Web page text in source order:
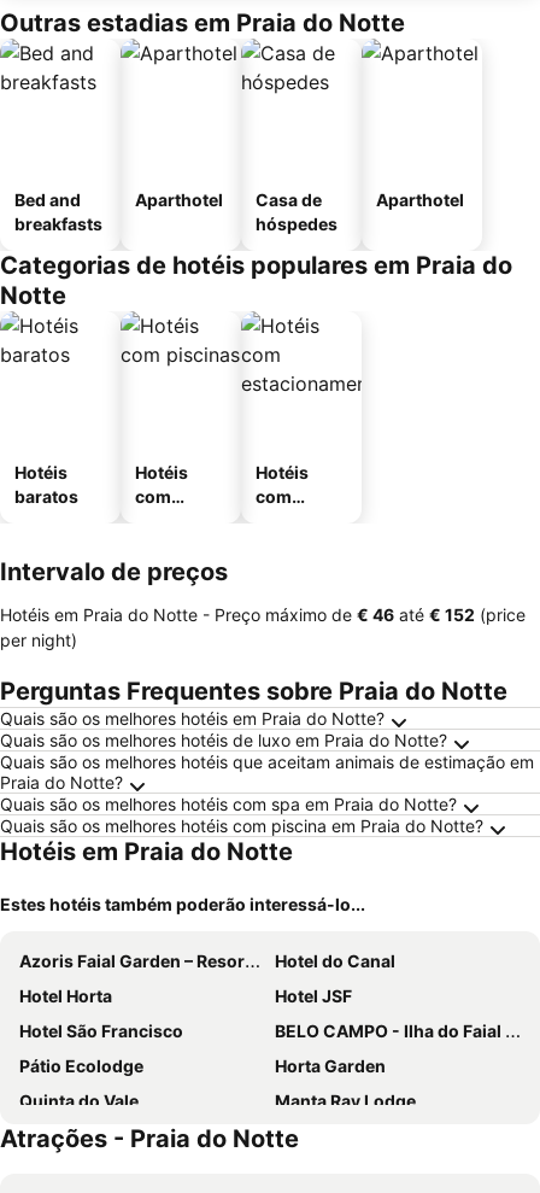
Outras estadias em Praia do Notte
Bed and
breakfasts
Aparthotel
Casa de
hóspedes
Aparthotel
Categorias de hotéis populares em Praia do
Notte
Hotéis
baratos
Hotéis
com
Hotéis
com
Intervalo de preços
Hotéis em Praia do Notte - Preço máximo de ‎€ 46 até ‎€ 152 (price
per night)
Perguntas Frequentes sobre Praia do Notte
Quais são os melhores hotéis em Praia do Notte?
Quais são os melhores hotéis de luxo em Praia do Notte?
Quais são os melhores hotéis que aceitam animais de estimação em
Praia do Notte?
Quais são os melhores hotéis com spa em Praia do Notte?
Quais são os melhores hotéis com piscina em Praia do Notte?
Hotéis em Praia do Notte
Estes hotéis também poderão interessá-lo...
Azoris Faial Garden – Resort Hotel
Hotel do Canal
Hotel Horta
Hotel JSF
Hotel São Francisco
BELO CAMPO - Ilha do Faial (Horta)
Pátio Ecolodge
Horta Garden
Quinta do Vale
Manta Ray Lodge
Quinta das Buganvílias
House Andrade
Atrações - Praia do Notte